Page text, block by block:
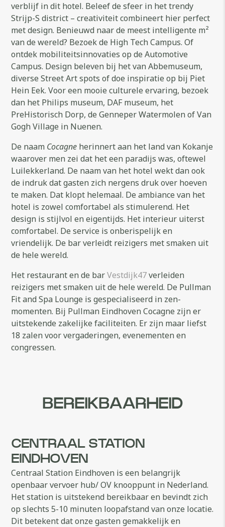
verblijf in dit hotel. Beleef de sfeer in het trendy
Strijp-S district – creativiteit combineert hier perfect
met design. Benieuwd naar de meest intelligente m²
van de wereld? Bezoek de High Tech Campus. Of
ontdek mobiliteitsinnovaties op de Automotive
Campus. Design beleven bij het van Abbemuseum,
diverse Street Art spots of doe inspiratie op bij Piet
Hein Eek. Voor een mooie culturele ervaring, bezoek
dan het Philips museum, DAF museum, het
PreHistorisch Dorp, de Genneper Watermolen of Van
Gogh Village in Nuenen.
De naam Cocagne herinnert aan het land van Kokanje
waarover men zei dat het een paradijs was, oftewel
Luilekkerland. De naam van het hotel wekt dan ook
de indruk dat gasten zich nergens druk over hoeven
te maken. Dat klopt helemaal. De ambiance van het
hotel is zowel comfortabel als stimulerend. Het
design is stijlvol en eigentijds. Het interieur uiterst
comfortabel. De service is onberispelijk en
vriendelijk. De bar verleidt reizigers met smaken uit
de hele wereld.
Het restaurant en de barVestdijk47verleiden
reizigers met smaken uit de hele wereld. De Pullman
Fit and Spa Lounge is gespecialiseerd in zen-
momenten. Bij Pullman Eindhoven Cocagne zijn er
uitstekende zakelijke faciliteiten. Er zijn maar liefst
18 zalen voor vergaderingen, evenementen en
congressen.
BEREIKBAARHEID
CENTRAAL STATION
EINDHOVEN
Centraal Station Eindhoven is een belangrijk
openbaar vervoer hub/ OV knooppunt in Nederland.
Het station is uitstekend bereikbaar en bevindt zich
op slechts 5-10 minuten loopafstand van onze locatie.
Dit betekent dat onze gasten gemakkelijk en